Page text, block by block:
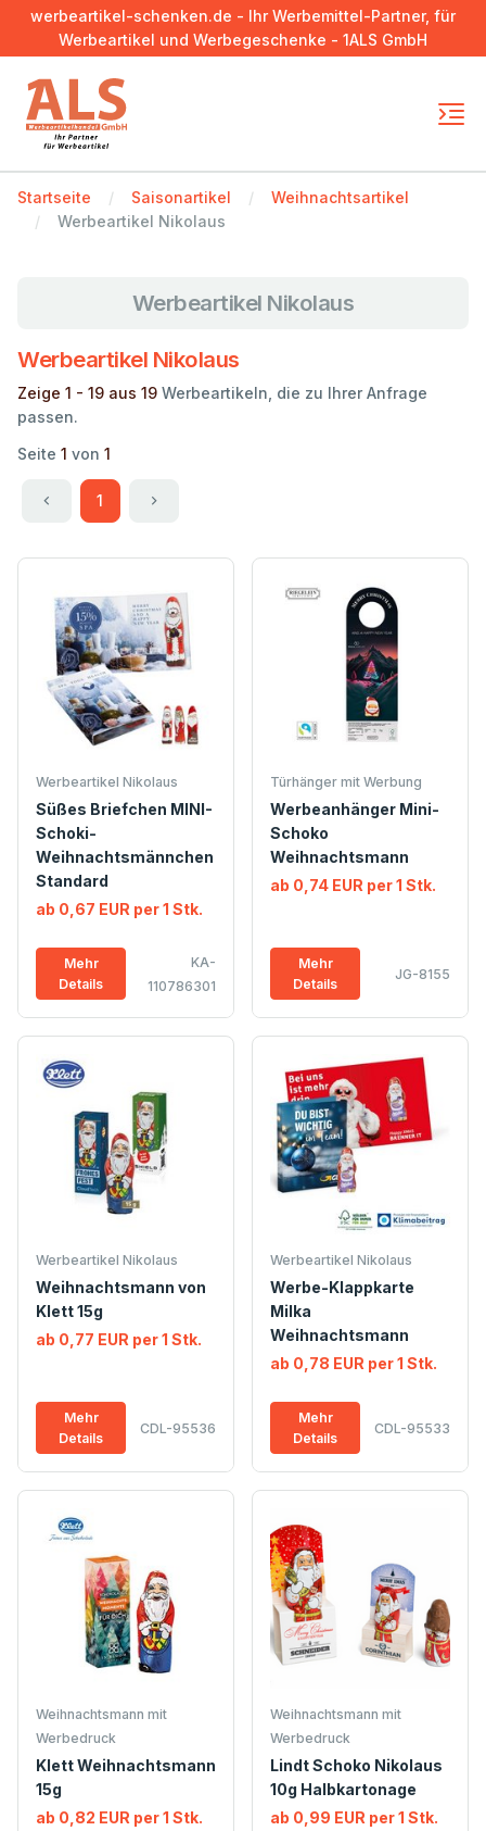
werbeartikel-schenken.de - Ihr Werbemittel-Partner, für
Werbeartikel und Werbegeschenke - 1ALS GmbH
Startseite Saisonartikel
Weihnachtsartikel
Werbeartikel Nikolaus
Werbeartikel Nikolaus
Werbeartikel Nikolaus
Zeige 1 - 19 aus 19 Werbeartikeln, die zu Ihrer Anfrage
passen.
Seite 1 von 1
1
Werbeartikel Nikolaus
Süßes Briefchen MINI-
Schoki-
Weihnachtsmännchen
Standard
ab 0,67 EUR per 1 Stk.
Mehr
Details
KA-
110786301
Türhänger mit Werbung
Werbeanhänger Mini-
Schoko
Weihnachtsmann
ab 0,74 EUR per 1 Stk.
Mehr
Details
JG-8155
Werbeartikel Nikolaus
Weihnachtsmann von
Klett 15g
ab 0,77 EUR per 1 Stk.
Mehr
Details
CDL-95536
Werbeartikel Nikolaus
Werbe-Klappkarte
Milka
Weihnachtsmann
ab 0,78 EUR per 1 Stk.
Mehr
Details
CDL-95533
Weihnachtsmann mit
Werbedruck
Klett Weihnachtsmann
15g
ab 0,82 EUR per 1 Stk.
Weihnachtsmann mit
Werbedruck
Lindt Schoko Nikolaus
10g Halbkartonage
ab 0,99 EUR per 1 Stk.